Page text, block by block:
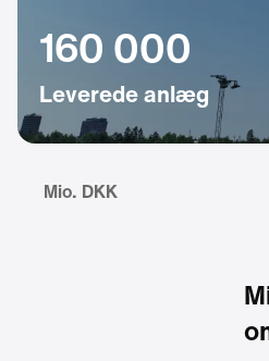
160 000
Leverede anlæg
Mio. DKK